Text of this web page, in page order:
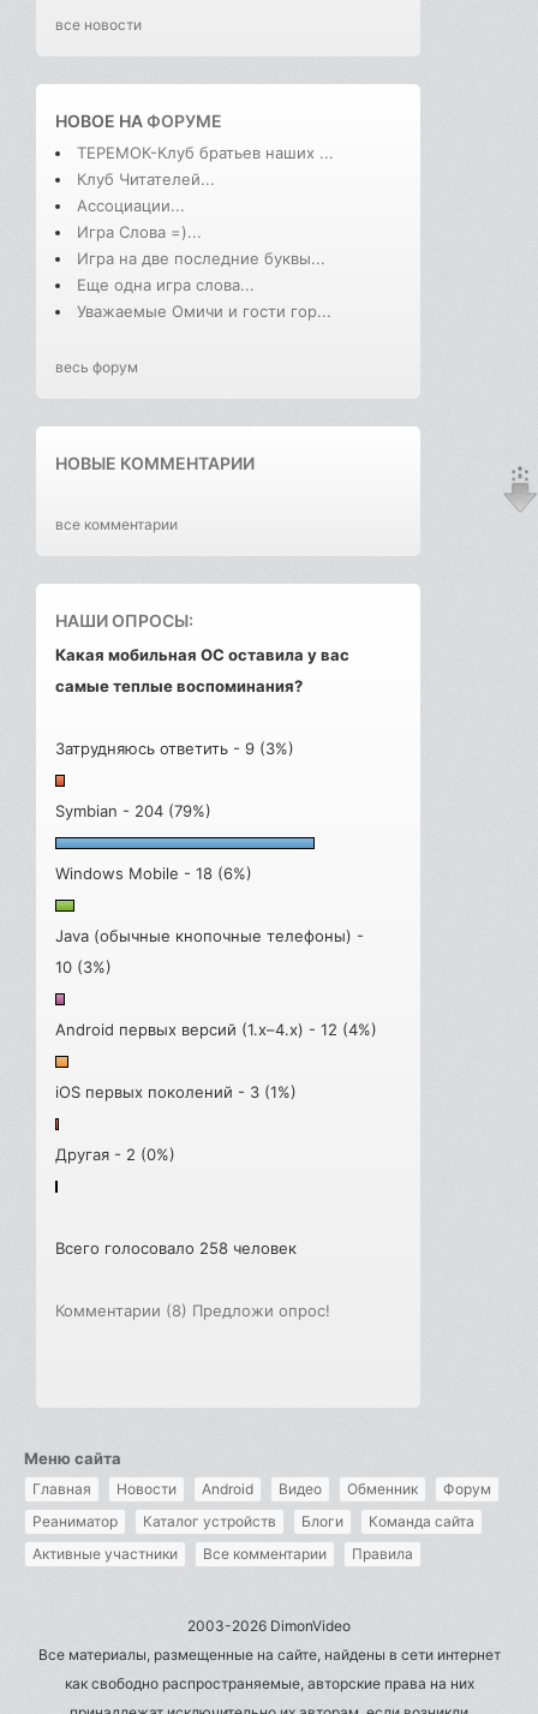
все новости
НОВОЕ НАФОРУМЕ
ТЕРЕМОК-Клуб братьев наших ...
Клуб Читателей...
Ассоциации...
Игра Слова =)...
Игра на две последние буквы...
Еще одна игра слова...
Уважаемые Омичи и гости гор...
весь форум
НОВЫЕ КОММЕНТАРИИ
все комментарии
НАШИ ОПРОСЫ:
Какая мобильная ОС оставила у вас
самые теплые воспоминания?
Затрудняюсь ответить - 9 (3%)
Symbian - 204 (79%)
Windows Mobile - 18 (6%)
Java (обычные кнопочные телефоны) -
10 (3%)
Android первых версий (1.x–4.x) - 12 (4%)
iOS первых поколений - 3 (1%)
Другая - 2 (0%)
Всего голосовало 258 человек
Комментарии (8) Предложи опрос!
Меню сайта
Главная Новости Android Видео Обменник
Форум
Реаниматор
Каталог устройств Блоги
Команда сайта
Активные участники
Все комментарии Правила
2003-2026 DimonVideo
Все материалы, размещенные на сайте, найдены в сети интернет
как свободно распространяемые, авторские права на них